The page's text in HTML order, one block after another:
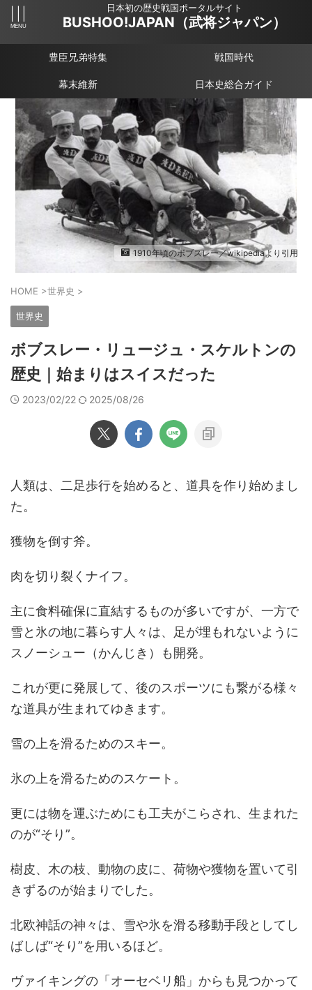
日本初の歴史戦国ポータルサイト
BUSHOO!JAPAN（武将ジャパン）
豊臣兄弟特集 戦国時代
幕末維新 日本史総合ガイド
1910年頃のボブスレー／wikipediaより引用
HOME >世界史 >
世界史
ボブスレー・リュージュ・スケルトンの
歴史｜始まりはスイスだった
2023/02/22 2025/08/26
人類は、二足歩行を始めると、道具を作り始めまし
た。
獲物を倒す斧。
肉を切り裂くナイフ。
主に食料確保に直結するものが多いですが、一方で
雪と氷の地に暮らす人々は、足が埋もれないように
スノーシュー（かんじき）も開発。
これが更に発展して、後のスポーツにも繋がる様々
な道具が生まれてゆきます。
雪の上を滑るためのスキー。
氷の上を滑るためのスケート。
更には物を運ぶためにも工夫がこらされ、生まれた
のが“そり”。
樹皮、木の枝、動物の皮に、荷物や獲物を置いて引
きずるのが始まりでした。
北欧神話の神々は、雪や氷を滑る移動手段としてし
ばしば“そり”を用いるほど。
ヴァイキングの「オーセベリ船」からも見つかって